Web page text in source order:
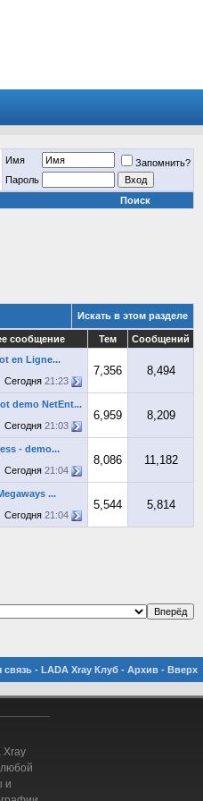
Имя
Запомнить?
Пароль
Поиск
Искать в этом разделе
сообщение Тем Сообщений
en Ligne...
Сегодня 21:23
7,356 8,494
demo NetEnt...
Сегодня 21:03
6,959 8,209
- demo...
Сегодня 21:04
8,086 11,182
...
Сегодня 21:04
5,544 5,814
связь - LADA Xray Клуб - Архив - Вверх
Xray
и